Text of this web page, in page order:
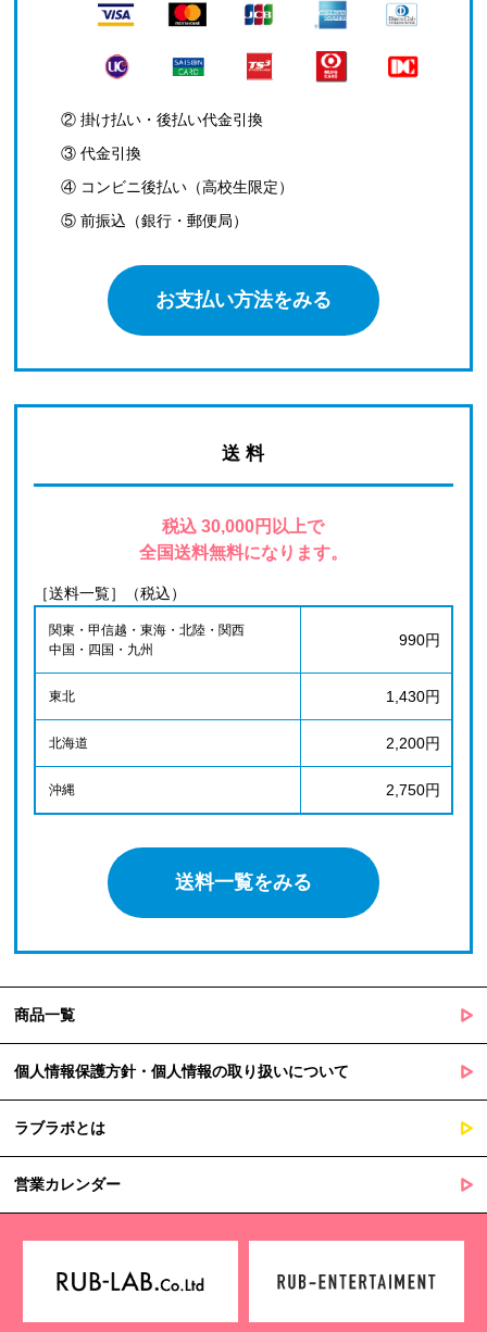
② 掛け払い・後払い代金引換
③ 代金引換
④ コンビニ後払い（高校生限定）
⑤ 前振込（銀行・郵便局）
お支払い方法をみる
送 料
税込 30,000円以上で
全国送料無料になります。
［送料一覧］（税込）
関東・甲信越・東海・北陸・関西
中国・四国・九州
990円
東北 1,430円
北海道 2,200円
沖縄 2,750円
送料一覧をみる
商品一覧
個人情報保護方針・個人情報の取り扱いについて
ラブラボとは
営業カレンダー